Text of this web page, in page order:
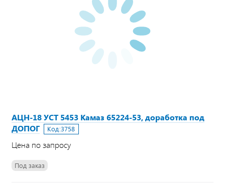
АЦН-18 УСТ 5453 Камаз 65224-53, доработка под
ДОПОГ
Код:3758
Цена по запросу
Под заказ